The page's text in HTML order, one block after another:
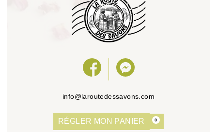
info@laroutedessavons.com
RÉGLER MON PANIER 0